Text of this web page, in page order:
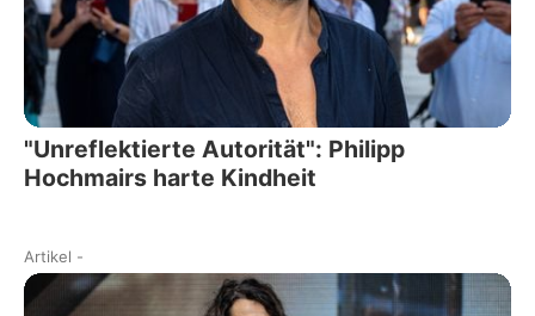
"Unreflektierte Autorität": Philipp
Hochmairs harte Kindheit
Artikel -